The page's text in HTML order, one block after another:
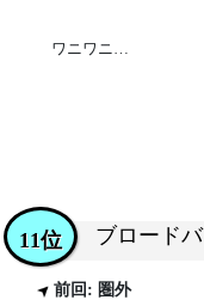
ワニワニ…
ブロード
11位
前回: 圏外